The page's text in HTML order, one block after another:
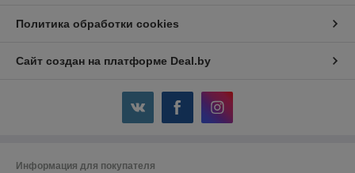
Политика обработки cookies
Сайт создан на платформе Deal.by
Информация для покупателя